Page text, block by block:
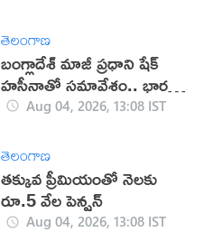
తెలంగాణ
బంగ్లాదేశ్ మాజీ ప్రధాని షేక్
హసీనాతో సమావేశం.. భారత్
క్లారిటీAug 04, 2026, 13:08 IST
తెలంగాణ
తక్కువ ప్రీమియంతో నెలకు
రూ.5 వేల పెన్షన్
Aug 04, 2026, 13:08 IST